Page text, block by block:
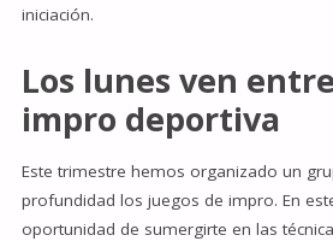
iniciación.
Los lunes ven
impro deportiva
Este trimestre hemos organizado un
profundidad los juegos de impro. En
oportunidad de sumergirte en las